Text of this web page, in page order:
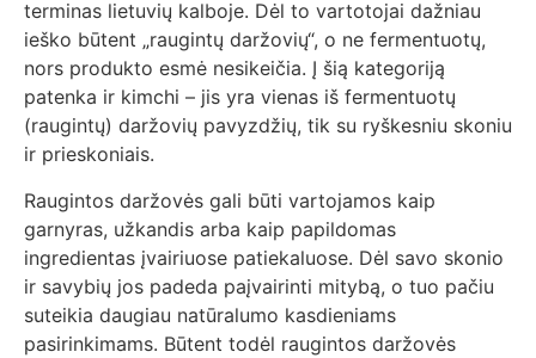
terminas lietuvių kalboje. Dėl to vartotojai dažniau
ieško būtent „raugintų daržovių“, o ne fermentuotų,
nors produkto esmė nesikeičia. Į šią kategoriją
patenka ir kimchi – jis yra vienas iš fermentuotų
(raugintų) daržovių pavyzdžių, tik su ryškesniu skoniu
ir prieskoniais.
Raugintos daržovės gali būti vartojamos kaip
garnyras, užkandis arba kaip papildomas
ingredientas įvairiuose patiekaluose. Dėl savo skonio
ir savybių jos padeda paįvairinti mitybą, o tuo pačiu
suteikia daugiau natūralumo kasdieniams
pasirinkimams. Būtent todėl raugintos daržovės